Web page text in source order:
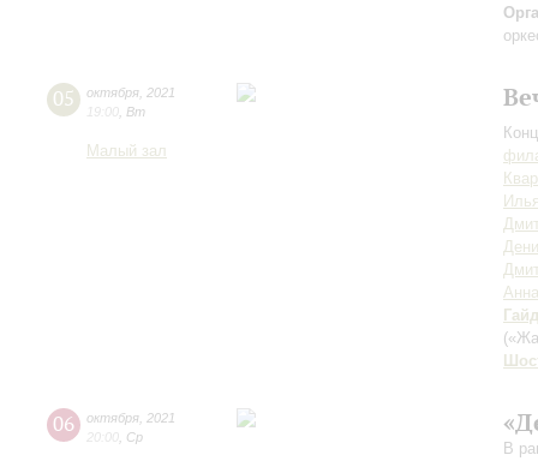
05 октября 2021
19:00 Вт
Малый зал
06 октября 2021
20:00 Ср
В